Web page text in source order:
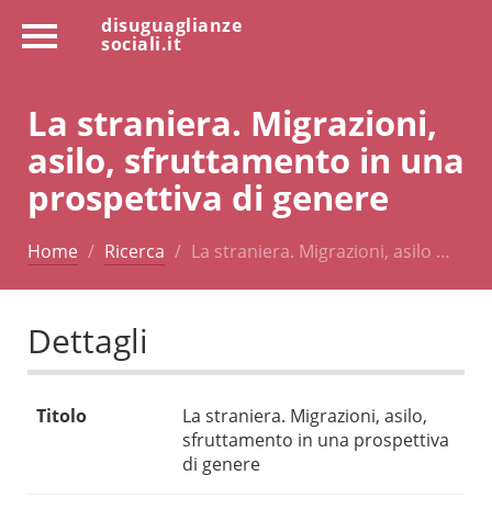
disuguaglianze
sociali.it
La straniera. Migrazioni,
asilo, sfruttamento in una
prospettiva di genere
Home Ricerca La straniera. Migrazioni, asilo …
Dettagli
Titolo
La straniera. Migrazioni, asilo,
sfruttamento in una prospettiva
di genere